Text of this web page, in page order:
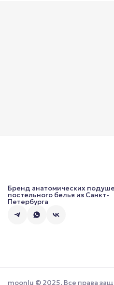
Бренд анатомических
постельного белья из Санкт-
Петербурга
moonlu © 2025. Все права